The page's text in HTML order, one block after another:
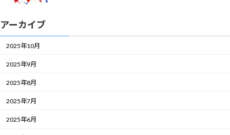
アーカイブ
2025年10月
2025年9月
2025年8月
2025年7月
2025年6月